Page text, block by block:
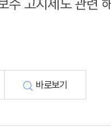
바로보기